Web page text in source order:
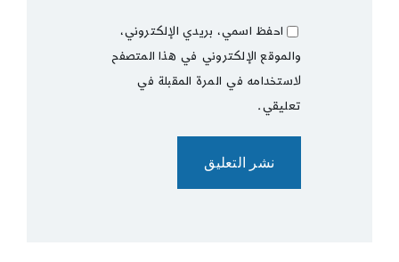
احفظ اسمي، بريدي الإلكتروني،
والموقع الإلكتروني في هذا المتصفح
لاستخدامه في المرة المقبلة في
تعليقي.